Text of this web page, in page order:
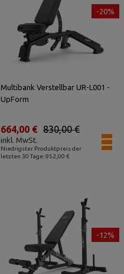
-20%
Multibank Verstellbar UR-L001 -
UpForm
Niedrigster Produktpreis der
letzten 30 Tage: 952,00 €
830,00 €
664,00 €
inkl. MwSt.
-12%